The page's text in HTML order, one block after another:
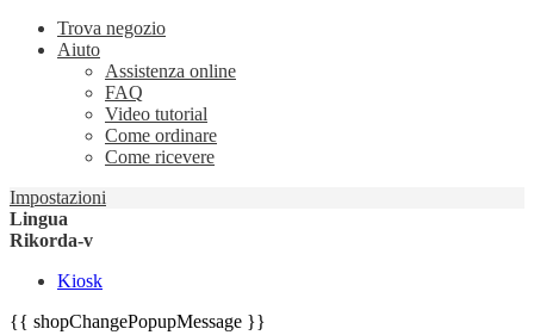
Trova negozio
Aiuto
Assistenza online
FAQ
Video tutorial
Come ordinare
Come ricevere
Impostazioni
Lingua
Rikorda-v
Kiosk
{{ shopChangePopupMessage }}